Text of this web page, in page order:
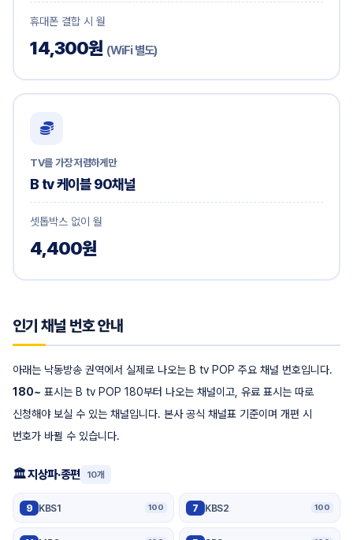
휴대폰 결합 시 월
14,300원 (WiFi 별도)
TV를 가장 저렴하게만
B tv 케이블 90채널
셋톱박스 없이 월
4,400원
인기 채널 번호 안내
아래는 낙동방송 권역에서 실제로 나오는 B tv POP 주요 채널 번호입니다.
180~ 표시는 B tv POP 180부터 나오는 채널이고, 유료 표시는 따로
신청해야 보실 수 있는 채널입니다. 본사 공식 채널표 기준이며 개편 시
번호가 바뀔 수 있습니다.
🏛️ 지상파·종편 10개
9 KBS1 100 7 KBS2 100